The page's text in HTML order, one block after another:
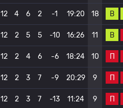
12 4 6 2 -1 19:20 18 В
12 2 5 5 -10 16:26 11 В
12 2 4 6 -6 18:24 10 П
12 2 3 7 -9 20:29 9 П
12 2 3 7 -13 11:24 9 П